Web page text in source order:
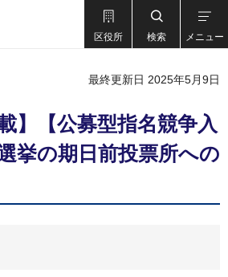
区役所 検索 メニュー
最終更新日 2025年5月9日
】【公募型指名競争入
挙の期日前投票所への